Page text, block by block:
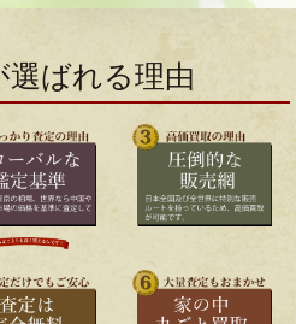
選ばれる理由